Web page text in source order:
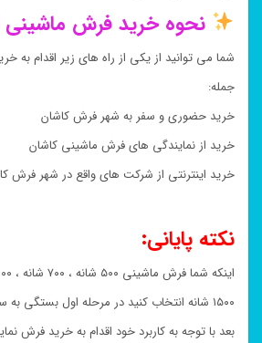
نحوه خرید فرش
شما می توانید از یکی از راه های زیر اقدام به
جمله:
خرید حضوری و سفر به شهر فرش کاشان
خرید از نمایندگی های فرش ماشینی کاشان
خرید اینترنتی از شرکت های واقع در شهر فرش
نکته پایانی:
۱۵۰۰ شانه انتخاب کنید در مرحله اول بستگی
بعد با توجه به کاربرد خود اقدام به خرید فرش